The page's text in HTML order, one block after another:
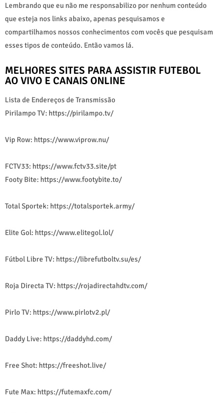
Lembrando que eu não me responsabilizo por nenhum conteúdo
que esteja nos links abaixo, apenas pesquisamos e
compartilhamos nossos conhecimentos com vocês que pesquisam
esses tipos de conteúdo. Então vamos lá.
MELHORES SITES PARA ASSISTIR FUTEBOL
AO VIVO E CANAIS ONLINE
Lista de Endereços de Transmissão
Pirilampo TV: https://pirilampo.tv/
Vip Row: https://www.viprow.nu/
FCTV33: https://www.fctv33.site/pt
Footy Bite: https://www.footybite.to/
Total Sportek: https://totalsportek.army/
Elite Gol: https://www.elitegol.lol/
Fútbol Libre TV: https://librefutboltv.su/es/
Roja Directa TV: https://rojadirectahdtv.com/
Pirlo TV: https://www.pirlotv2.pl/
Daddy Live: https://daddyhd.com/
Free Shot: https://freeshot.live/
Fute Max: https://futemaxfc.com/